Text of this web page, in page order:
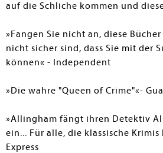
auf die Schliche kommen und
»Fangen Sie nicht an, diese
nicht sicher sind, dass Sie mit der
können« - Independent
»Die wahre "Queen of Crime"«-
»Allingham fängt ihren Detektiv
ein... Für alle, die klassische
Express